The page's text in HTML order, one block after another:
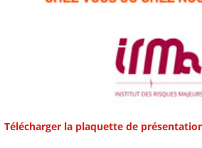
Télécharger la plaquette de